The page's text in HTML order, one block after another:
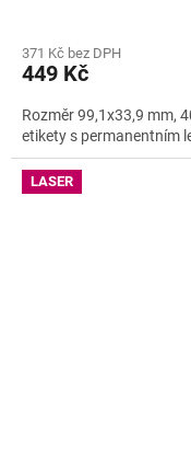
371 Kč bez DPH
449 Kč
Rozměr 99,1x33,9 mm,
etikety s permanentním
LASER